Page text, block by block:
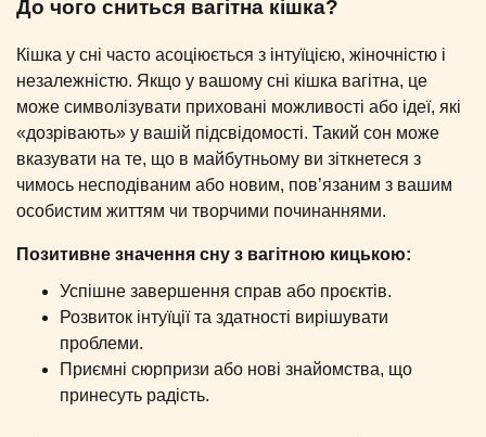
До чого сниться вагітна кішка?
Кішка у сні часто асоціюється з інтуїцією, жіночністю і
незалежністю. Якщо у вашому сні кішка вагітна, це
може символізувати приховані можливості або ідеї, які
«дозрівають» у вашій підсвідомості. Такий сон може
вказувати на те, що в майбутньому ви зіткнетеся з
чимось несподіваним або новим, пов’язаним з вашим
особистим життям чи творчими починаннями.
Позитивне значення сну з вагітною кицькою:
Успішне завершення справ або проєктів.
Розвиток інтуїції та здатності вирішувати
проблеми.
Приємні сюрпризи або нові знайомства, що
принесуть радість.